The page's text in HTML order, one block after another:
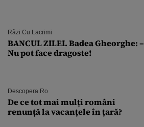
Râzi Cu Lacrimi
BANCUL ZILEI. Badea Gheorghe: –
Nu pot face dragoste!
Descopera.ro
De ce tot mai mulți români
renunță la vacanțele în țară?